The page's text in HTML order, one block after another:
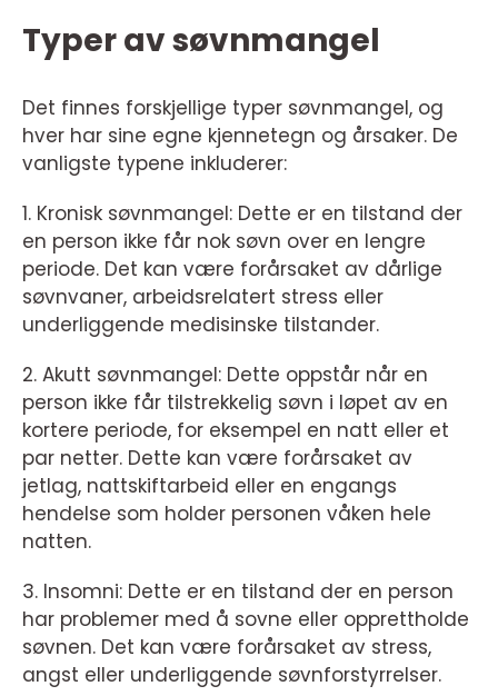
Typer av søvnmangel
Det finnes forskjellige typer søvnmangel, og
hver har sine egne kjennetegn og årsaker. De
vanligste typene inkluderer:
1. Kronisk søvnmangel: Dette er en tilstand der
en person ikke får nok søvn over en lengre
periode. Det kan være forårsaket av dårlige
søvnvaner, arbeidsrelatert stress eller
underliggende medisinske tilstander.
2. Akutt søvnmangel: Dette oppstår når en
person ikke får tilstrekkelig søvn i løpet av en
kortere periode, for eksempel en natt eller et
par netter. Dette kan være forårsaket av
jetlag, nattskiftarbeid eller en engangs
hendelse som holder personen våken hele
natten.
3. Insomni: Dette er en tilstand der en person
har problemer med å sovne eller opprettholde
søvnen. Det kan være forårsaket av stress,
angst eller underliggende søvnforstyrrelser.